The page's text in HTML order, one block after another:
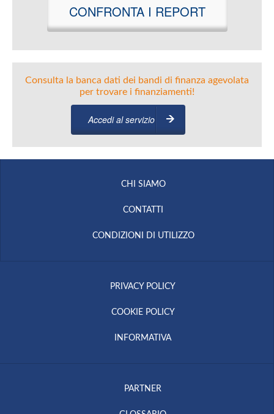
CONFRONTA I REPORT
Consulta la banca dati dei bandi di finanza agevolata
per trovare i finanziamenti!
Accedi al servizio
CHI SIAMO
CONTATTI
CONDIZIONI DI UTILIZZO
PRIVACY POLICY
COOKIE POLICY
INFORMATIVA
PARTNER